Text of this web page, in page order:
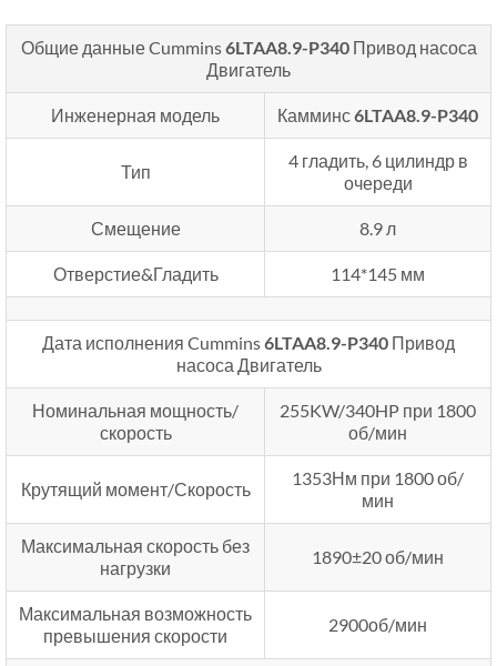
Общие данные Cummins6LTAA8.9-P340 Привод насоса
Двигатель
Инженерная модель Камминс6LTAA8.9-P340
Тип
4 гладить, 6 цилиндр в
очереди
Смещение 8.9 л
Отверстие&Гладить 114*145 мм
Дата исполнения Cummins6LTAA8.9-P340 Привод
насоса Двигатель
Номинальная мощность/
скорость
255KW/340HP при 1800
об/мин
Крутящий момент/Скорость
1353Нм при 1800 об/
мин
Максимальная скорость без
нагрузки
1890±20 об/мин
Максимальная возможность
превышения скорости
2900об/мин